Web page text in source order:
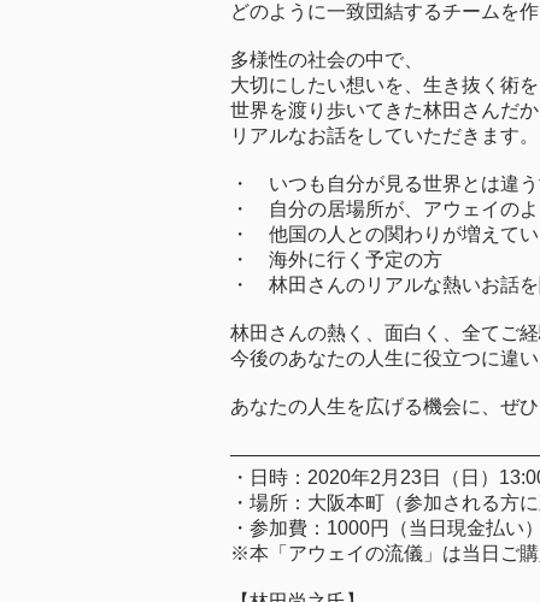
どのように一致団結するチームを
多様性の社会の中で、
大切にしたい想いを、生き抜く術を
世界を渡り歩いてきた林田さんだ
リアルなお話をしていただきます。
・ いつも自分が見る世界とは違
・ 自分の居場所が、アウェイの
・ 他国の人との関わりが増えて
・ 海外に行く予定の方
・ 林田さんのリアルな熱いお話
林田さんの熱く、面白く、全てご
今後のあなたの人生に役立つに違
あなたの人生を広げる機会に、ぜ
・日時：2020年2月23日（日）
・場所：大阪本町（参加される方
・参加費：1000円（当日現金払い
※本「アウェイの流儀」は当日ご